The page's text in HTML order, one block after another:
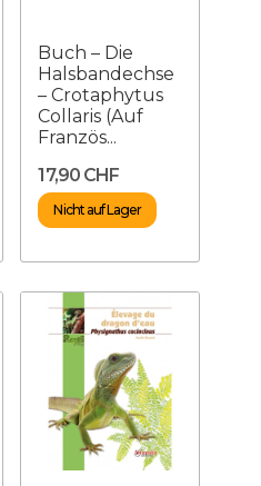
Buch – Die
Halsbandechse
– Crotaphytus
Collaris (Auf
Französ...
17,90 CHF
Nicht auf Lager